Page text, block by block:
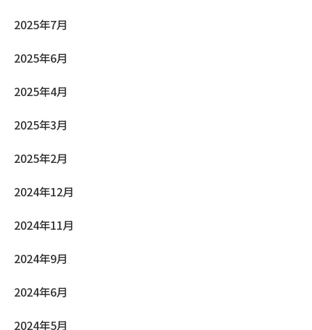
2025年7月
2025年6月
2025年4月
2025年3月
2025年2月
2024年12月
2024年11月
2024年9月
2024年6月
2024年5月